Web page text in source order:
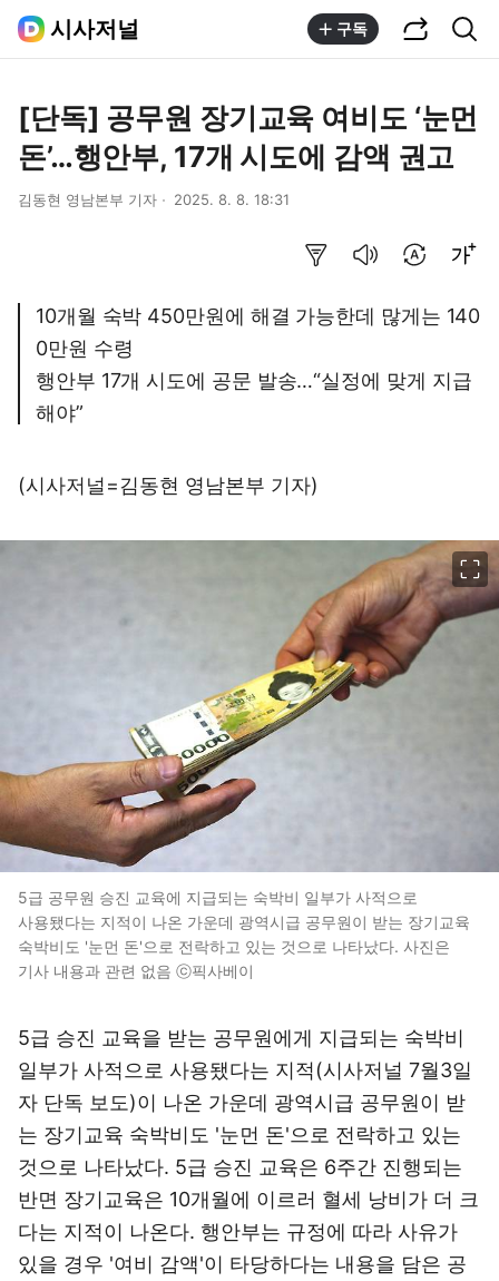
시사저널 구독
[단독] 공무원 장기교육 여비도 ‘눈먼
돈’…행안부, 17개 시도에 감액 권고
김동현 영남본부 기자 2025. 8. 8. 18:31
10개월 숙박 450만원에 해결 가능한데 많게는 140
0만원 수령
행안부 17개 시도에 공문 발송…“실정에 맞게 지급
해야”
(시사저널=김동현 영남본부 기자)
5급 공무원 승진 교육에 지급되는 숙박비 일부가 사적으로
사용됐다는 지적이 나온 가운데 광역시급 공무원이 받는 장기교육
숙박비도 '눈먼 돈'으로 전락하고 있는 것으로 나타났다. 사진은
기사 내용과 관련 없음 ⓒ픽사베이
5급 승진 교육을 받는 공무원에게 지급되는 숙박비
일부가 사적으로 사용됐다는 지적(시사저널 7월3일
자 단독 보도)이 나온 가운데 광역시급 공무원이 받
는 장기교육 숙박비도 '눈먼 돈'으로 전락하고 있는
것으로 나타났다. 5급 승진 교육은 6주간 진행되는
반면 장기교육은 10개월에 이르러 혈세 낭비가 더 크
다는 지적이 나온다. 행안부는 규정에 따라 사유가
있을 경우 '여비 감액'이 타당하다는 내용을 담은 공